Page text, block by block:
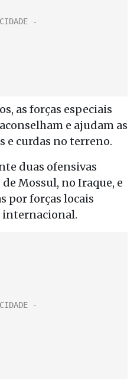
as forças especiais
e ajudam as
e curdas no terreno.
duas ofensivas
Mossul, no Iraque, e
por forças locais
internacional.